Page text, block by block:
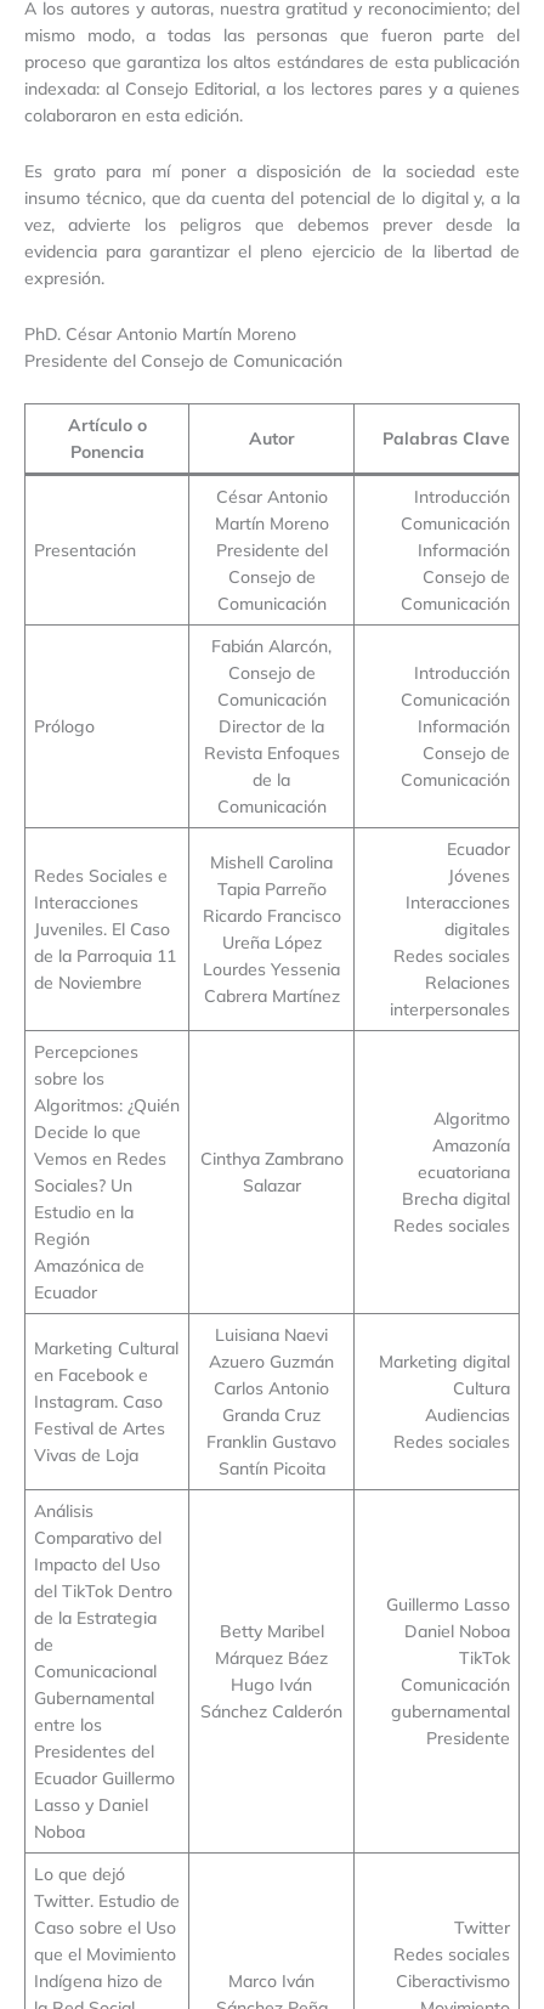
A los autores y autoras, nuestra gratitud y reconocimiento; del
mismo modo, a todas las personas que fueron parte del
proceso que garantiza los altos estándares de esta publicación
indexada: al Consejo Editorial, a los lectores pares y a quienes
colaboraron en esta edición.
Es grato para mí poner a disposición de la sociedad este
insumo técnico, que da cuenta del potencial de lo digital y, a la
vez, advierte los peligros que debemos prever desde la
evidencia para garantizar el pleno ejercicio de la libertad de
expresión.
PhD. César Antonio Martín Moreno
Presidente del Consejo de Comunicación
Artículo o
Ponencia
Autor Palabras Clave
Presentación
César Antonio
Martín Moreno
Presidente del
Consejo de
Comunicación
Introducción
Comunicación
Información
Consejo de
Comunicación
Prólogo
Fabián Alarcón,
Consejo de
Comunicación
Director de la
Revista Enfoques
de la
Comunicación
Introducción
Comunicación
Información
Consejo de
Comunicación
Redes Sociales e
Interacciones
Juveniles. El Caso
de la Parroquia 11
de Noviembre
Mishell Carolina
Tapia Parreño
Ricardo Francisco
Ureña López
Lourdes Yessenia
Cabrera Martínez
Ecuador
Jóvenes
Interacciones
digitales
Redes sociales
Relaciones
interpersonales
Percepciones
sobre los
Algoritmos: ¿Quién
Decide lo que
Vemos en Redes
Sociales? Un
Estudio en la
Región
Amazónica de
Ecuador
Cinthya Zambrano
Salazar
Algoritmo
Amazonía
ecuatoriana
Brecha digital
Redes sociales
Marketing Cultural
en Facebook e
Instagram. Caso
Festival de Artes
Vivas de Loja
Luisiana Naevi
Azuero Guzmán
Carlos Antonio
Granda Cruz
Franklin Gustavo
Santín Picoita
Marketing digital
Cultura
Audiencias
Redes sociales
Análisis
Comparativo del
Impacto del Uso
del TikTok Dentro
de la Estrategia
de
Comunicacional
Gubernamental
entre los
Presidentes del
Ecuador Guillermo
Lasso y Daniel
Noboa
Betty Maribel
Márquez Báez
Hugo Iván
Sánchez Calderón
Guillermo Lasso
Daniel Noboa
TikTok
Comunicación
gubernamental
Presidente
Lo que dejó
Twitter. Estudio de
Caso sobre el Uso
que el Movimiento
Indígena hizo de
Marco Iván
Twitter
Redes sociales
Ciberactivismo